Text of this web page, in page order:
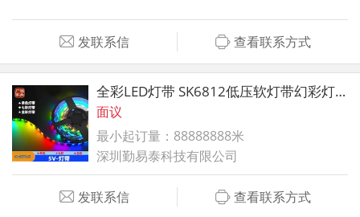
发联系信 查看联系方式
全彩LED灯带 SK6812低压软灯带幻彩灯带
面议
最小起订量：88888888米
深圳勤易泰科技有限公司
发联系信 查看联系方式